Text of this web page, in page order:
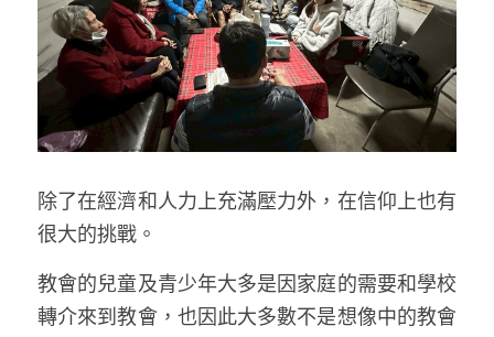
除了在經濟和人力上充滿壓力外，在信仰上也有
很大的挑戰。
教會的兒童及青少年大多是因家庭的需要和學校
轉介來到教會，也因此大多數不是想像中的教會